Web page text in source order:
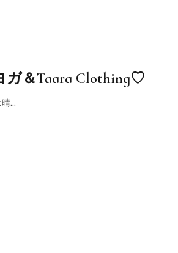
ガ＆Taara Clothing♡
晴…